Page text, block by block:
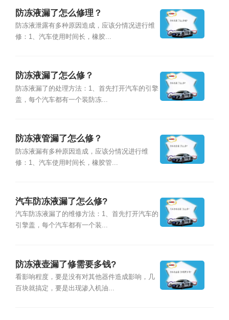
防冻液漏了怎么修理？
防冻液泄露有多种原因造成，应该分情况进行维
修：1、汽车使用时间长，橡胶...
防冻液漏了怎么修？
防冻液漏了的处理方法：1、首先打开汽车的引擎
盖，每个汽车都有一个装防冻...
防冻液管漏了怎么修？
防冻液漏有多种原因造成，应该分情况进行维
修：1、汽车使用时间长，橡胶管...
汽车防冻液漏了怎么修?
汽车防冻液漏了的维修方法：1、首先打开汽车的
引擎盖，每个汽车都有一个装...
防冻液壶漏了修需要多钱?
看影响程度，要是没有对其他器件造成影响，几
百块就搞定，要是出现渗入机油...